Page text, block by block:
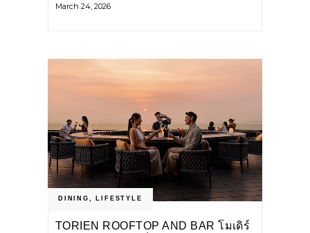
อาหารไทยสุดเอ็กซ์คลูซีฟที่ไม่ได้มีให้ลิ้มลองกัน
March 24, 2026
DINING , LIFESTYLE
TORIEN ROOFTOP AND BAR โมเดิร์